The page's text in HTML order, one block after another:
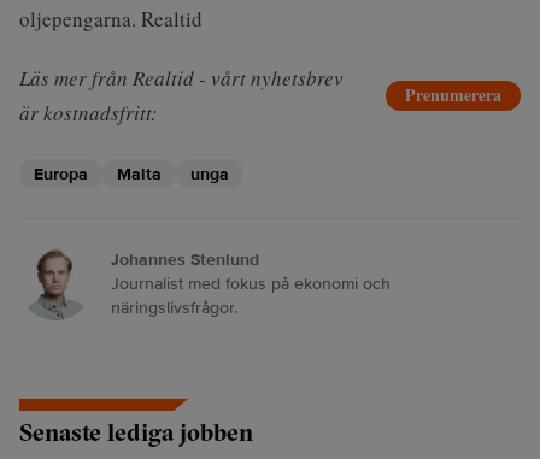
oljepengarna. Realtid
Läs mer från Realtid - vårt nyhetsbrev
är kostnadsfritt:
Prenumerera
Europa Malta unga
Johannes Stenlund
Journalist med fokus på ekonomi och
näringslivsfrågor.
Senaste lediga jobben